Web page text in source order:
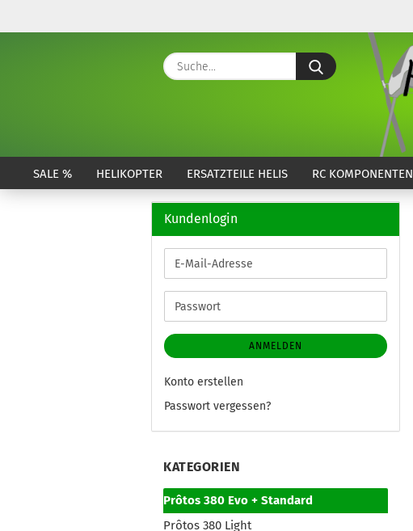
Suche...
SALE % HELIKOPTER ERSATZTEILE HELIS RC KOMPONENTEN
Kundenlogin
E-
Mail-
Adresse
Passwort
ANMELDEN
Konto erstellen
Passwort vergessen?
KATEGORIEN
Prôtos 380 Evo + Standard
Prôtos 380 Light